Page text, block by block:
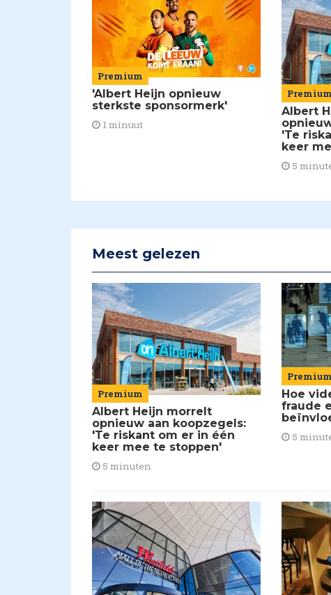
Premium
'Albert Heijn opnieuw
sterkste sponsormerk'
1 minuut
Premium
Albert
'Te
keer
5
Meest gelezen
Premium
Albert Heijn morrelt
opnieuw aan koopzegels:
'Te riskant om er in één
keer mee te stoppen'
5 minuten
Premium
Hoe
fraude
5